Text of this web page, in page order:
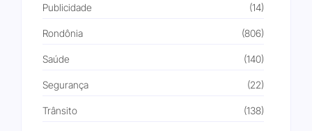
Publicidade (14)
Rondônia (806)
Saúde (140)
Segurança (22)
Trânsito (138)